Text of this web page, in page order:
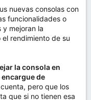
nuevas consolas con
funcionalidades o
mejoran la
rendimiento de su
la consola en
de
pero que los
que si no tienen esa